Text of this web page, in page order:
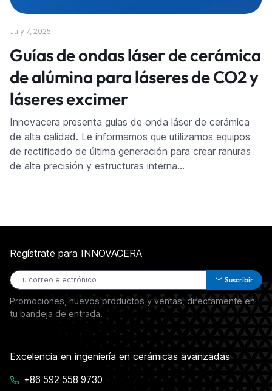
July 7, 2025
Guías de ondas láser de cerámica
de alúmina para láseres de CO2 y
láseres excimer
Innovacera presenta guías de onda láser de cerámica
de alta calidad. Le informamos que utilizamos equipos
de rectificado de última generación para crear ranuras
de alta precisión y estructuras interna…
Regístrate para INNOVACERA
Suscribir
Promociones, nuevos productos y ventas, directamente en
tu bandeja de entrada.
Excelencia en ingeniería en cerámicas avanzadas
+86 592 558 9730